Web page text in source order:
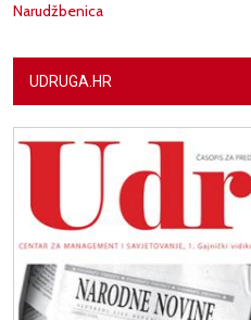
Narudžbenica
UDRUGA.HR